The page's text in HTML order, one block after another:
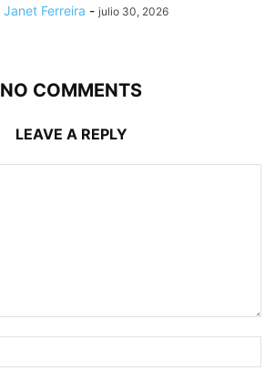
Janet Ferreira - julio 30, 2026
NO COMMENTS
LEAVE A REPLY